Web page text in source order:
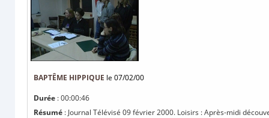
BAPTÊME HIPPIQUE le 07/02/00
Durée : 00:00:46
Résumé : Journal Télévisé 09 février 2000. Loisirs : Après-midi